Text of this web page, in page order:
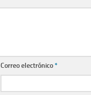
Correo electrónico*